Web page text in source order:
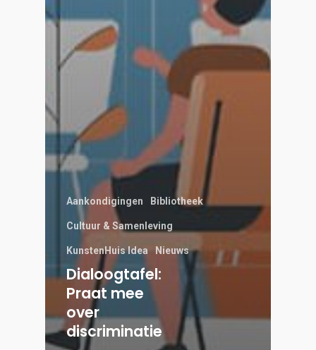
Aankondigingen Bibliotheek
Cultuur & Samenleving
KunstenHuis Idea Nieuws
Dialoogtafel:
Praat mee
over
discriminatie